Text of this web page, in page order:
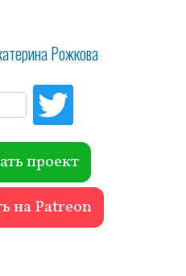
Рожкова
r
проект
на Patreon